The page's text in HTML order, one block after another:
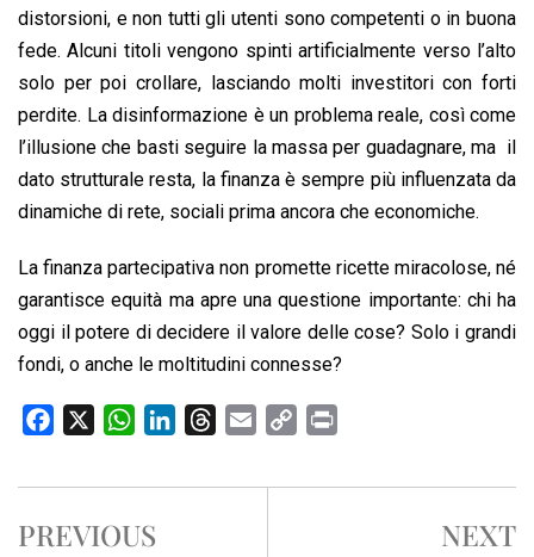
distorsioni, e non tutti gli utenti sono competenti o in buona
fede. Alcuni titoli vengono spinti artificialmente verso l’alto
solo per poi crollare, lasciando molti investitori con forti
perdite. La disinformazione è un problema reale, così come
l’illusione che basti seguire la massa per guadagnare, ma il
dato strutturale resta, la finanza è sempre più influenzata da
dinamiche di rete, sociali prima ancora che economiche.
La finanza partecipativa non promette ricette miracolose, né
garantisce equità ma apre una questione importante: chi ha
oggi il potere di decidere il valore delle cose? Solo i grandi
fondi, o anche le moltitudini connesse?
c
b
W
a
s
n
r
a
p
i
PREVIOUS NEXT